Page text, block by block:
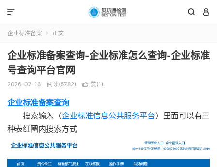
 

企业标准备案  正文
企业标准备案查询-企业标准怎么查询-企业标准
号查询平台官网
2026-07-16 阅读(5782)  赞(1 )
企业标准备案查询
搜索输入（企业标准信息公共服务平台）里面可以有三
种表红圈内搜索方式